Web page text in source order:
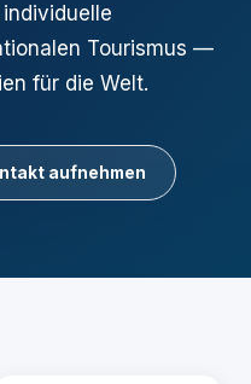
Tourismus —
für die Welt.
aufnehmen